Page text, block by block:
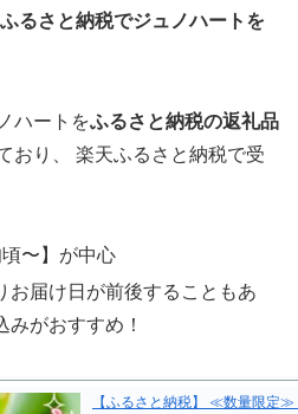
ふるさと納税でジュノハートを
ハートをふるさと納税の返礼品
おり、 楽天ふるさと納税で受
〜】が中心
お届け日が前後することもあ
みがおすすめ！
【ふるさと納税】 ≪数量限定≫